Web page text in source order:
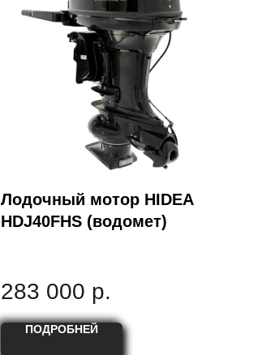
Лодочный мотор HIDEA
HDJ40FHS (водомет)
283 000 р.
ПОДРОБНЕЙ